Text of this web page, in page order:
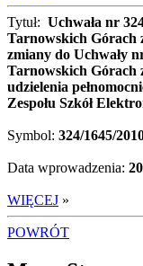
Tytuł: Uchwała nr
Tarnowskich Górach
zmiany do Uchwały
Tarnowskich Górach
udzielenia
Zespołu Szkół
Symbol: 324/1645/
Data wprowadzenia:
WIĘCEJ »
POWRÓT